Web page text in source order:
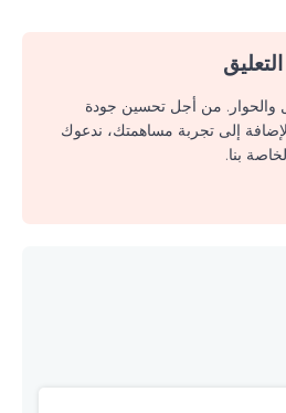
والحوار. من أجل تحسين جودة
إلى تجربة مساهمتك، ندعوك
بنا.